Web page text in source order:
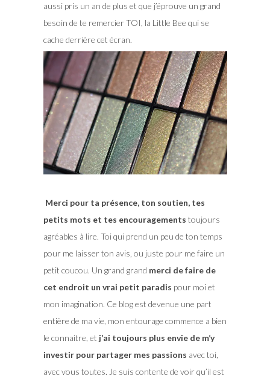
aussi pris un an de plus et que j’éprouve un grand
besoin de te remercier TOI, la Little Bee qui se
cache derrière cet écran.
Merci pour ta présence, ton soutien, tes
petits mots et tes encouragements toujours
agréables à lire. Toi qui prend un peu de ton temps
pour me laisser ton avis, ou juste pour me faire un
petit coucou. Un grand grand merci de faire de
cet endroit un vrai petit paradis pour moi et
mon imagination. Ce blog est devenue une part
entière de ma vie, mon entourage commence a bien
le connaitre, et j’ai toujours plus envie de m’y
investir pour partager mes passions avec toi,
avec vous toutes. Je suis contente de voir qu’il est